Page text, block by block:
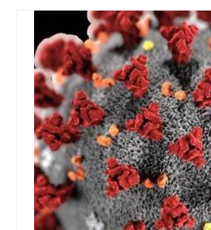
CONTATTI